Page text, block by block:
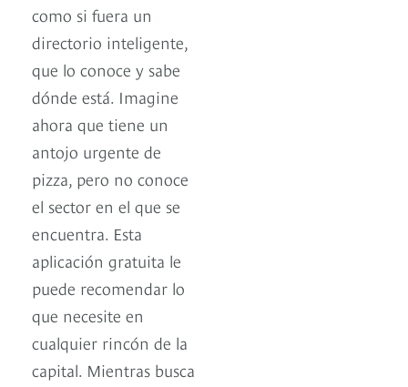
como si fuera un
directorio inteligente,
que lo conoce y sabe
dónde está. Imagine
ahora que tiene un
antojo urgente de
pizza, pero no conoce
el sector en el que se
encuentra. Esta
aplicación gratuita le
puede recomendar lo
que necesite en
cualquier rincón de la
capital. Mientras busca